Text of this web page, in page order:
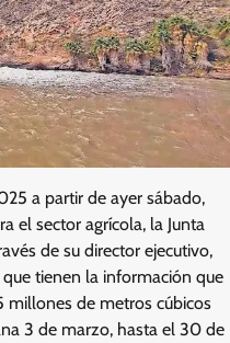
a partir de ayer sábado,
el sector agrícola, la Junta
de su director ejecutivo,
tienen la información que
millones de metros cúbicos
3 de marzo, hasta el 30 de